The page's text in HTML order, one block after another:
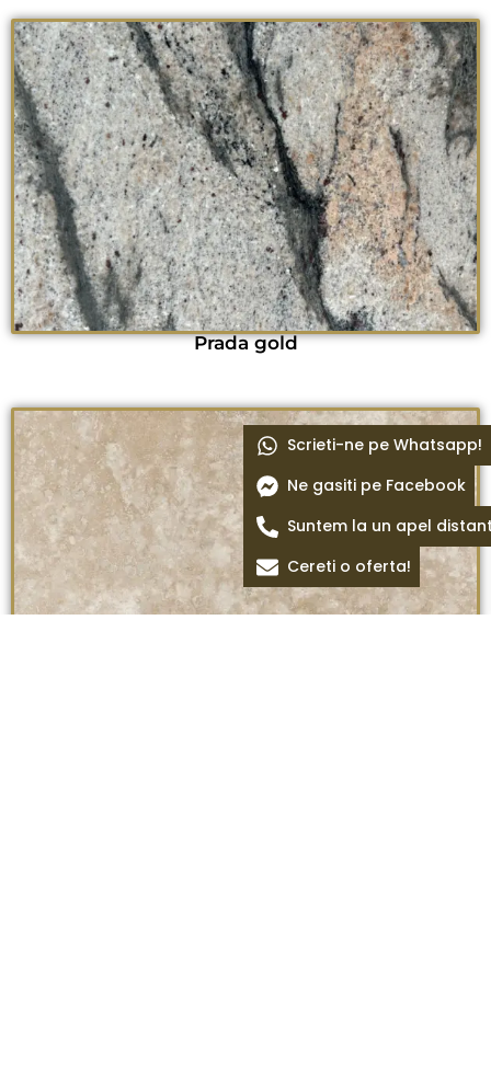
Prada gold
Scrieti-ne pe Whatsapp!
Ne gasiti pe Facebook
Suntem la un apel
Cereti o oferta!